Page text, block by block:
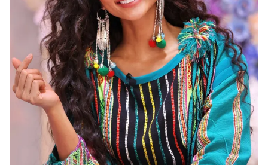
Thị trường 24h Tấm lòng Việt
VTV4 Vươn mình bằng AI
VTV9 VTV8
Liên hệ tòa soạn English